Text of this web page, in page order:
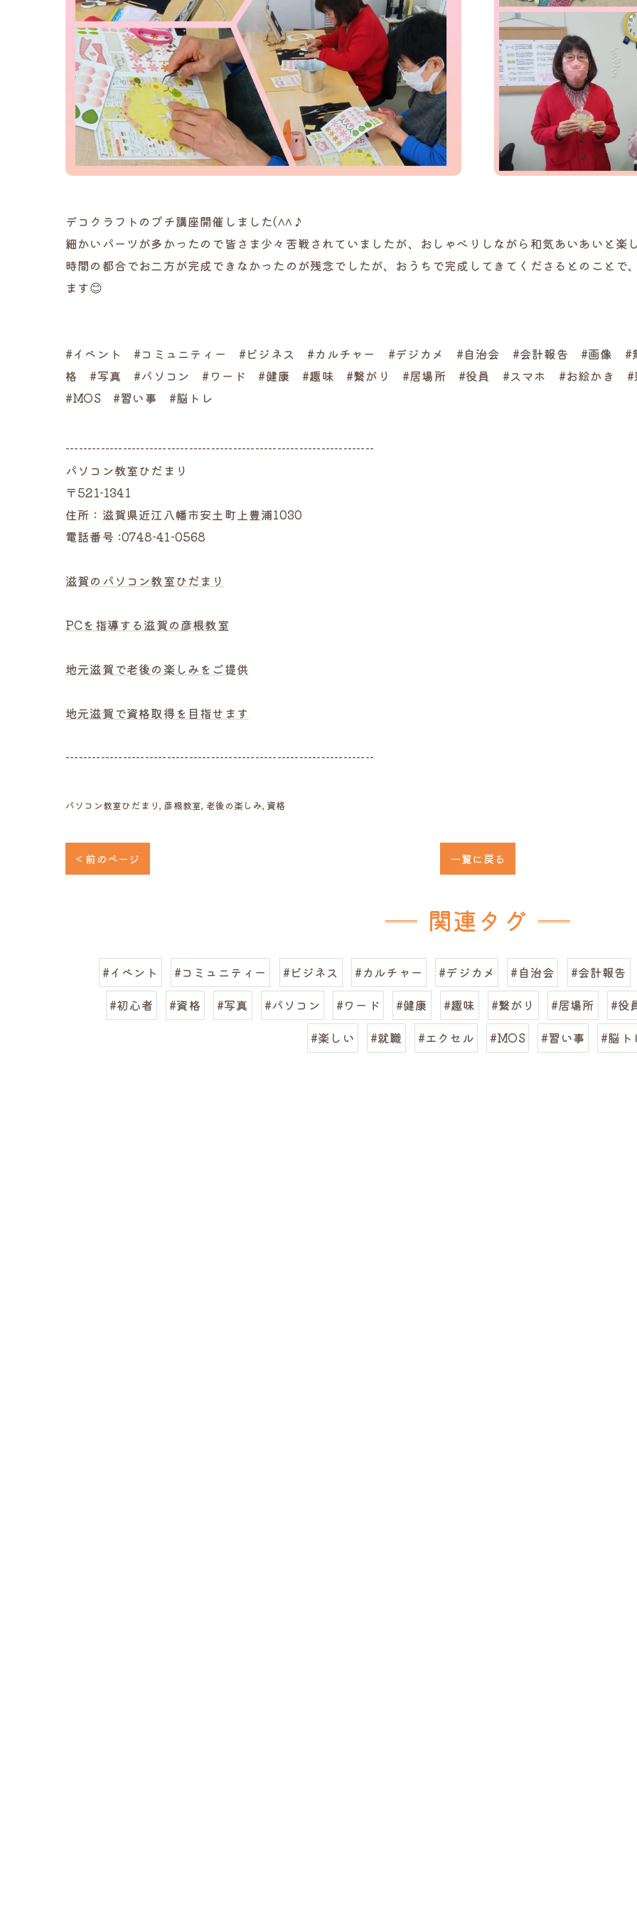
デコクラフトのプチ講座開催しました(^^♪
細かいパーツが多かったので皆さま少々苦戦されていましたが、おしゃべりしながら和気あいあいと楽
時間の都合でお二方が完成できなかったのが残念でしたが、おうちで完成してきてくださるとのことで
ます😊
#イベント #コミュニティー #ビジネス #カルチャー #デジカメ #自治会 #会計報告 #画像
格 #写真 #パソコン #ワード #健康 #趣味 #繋がり #居場所 #役員 #スマホ #お絵かき #
#MOS #習い事 #脳トレ
----------------------------------------------------------------------
パソコン教室ひだまり
〒521-1341
住所：滋賀県近江八幡市安土町上豊浦1030
電話番号 :0748-41-0568
滋賀のパソコン教室ひだまり
PCを指導する滋賀の彦根教室
地元滋賀で老後の楽しみをご提供
地元滋賀で資格取得を目指せます
----------------------------------------------------------------------
パソコン教室ひだまり 彦根教室 老後の楽しみ 資格
< 前のページ 一覧に戻る
関連タグ
#イベント #コミュニティー #ビジネス #カルチャー #デジカメ #自治会 #会計報告
#初心者
#資格 #写真 #パソコン #ワード #健康 #趣味 #繋がり #居場所 #役
#楽しい
#就職 #エクセル #MOS #習い事 #脳ト